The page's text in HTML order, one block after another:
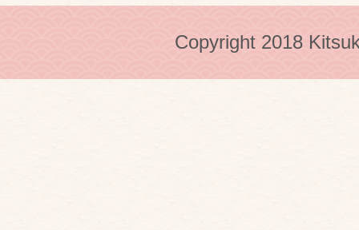
Copyright 2018